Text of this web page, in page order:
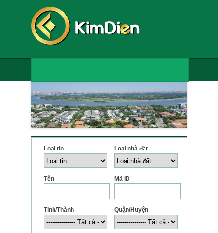
Loại tin Loại nhà đất
Tên Mã ID
Tỉnh/Thành Quận/Huyện